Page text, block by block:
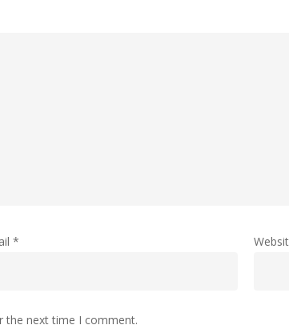
*
the next time I comment.